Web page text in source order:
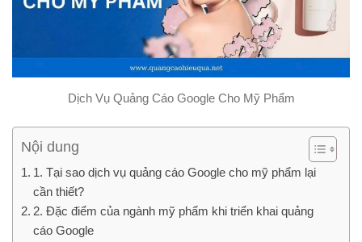
Dịch Vụ Quảng Cáo Google Cho Mỹ Phẩm
Nội dung
1. Tại sao dịch vụ quảng cáo Google cho mỹ phẩm lại
cần thiết?
2. Đặc điểm của ngành mỹ phẩm khi triển khai quảng
cáo Google